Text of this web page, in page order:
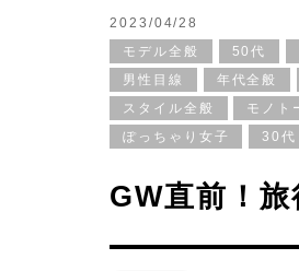
2023/04/28
モデル全般
50代
男性目線
年代全般
スタイル全般
モノト
ぽっちゃり女子
30代
GW直前！